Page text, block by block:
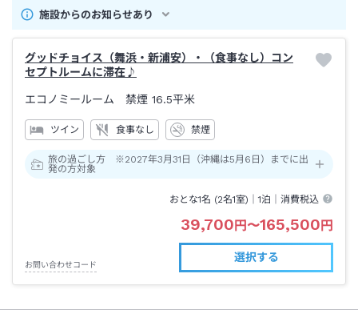
施設からのお知らせあり
グッドチョイス（舞浜・新浦安）・（食事なし）コン
セプトルームに滞在♪
エコノミールーム 禁煙 16.5平米
ツイン 食事なし 禁煙
旅の過ごし方 ※2027年3月31日（沖縄は5月6日）までに出
発の方対象
おとな1名 (2名1室)｜1泊 ｜消費税込
39,700 円 〜165,500 円
お問い合わせコード
選択する